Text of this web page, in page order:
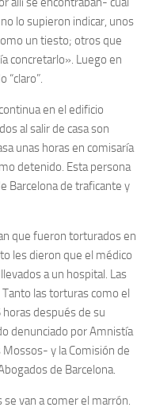
lo supieron indicar, unos
un tiesto; otros que
concretarlo». Luego en
“claro”.
en el edificio
al salir de casa son
unas horas en comisaría
detenido. Esta persona
Barcelona de traficante y
que fueron torturados en
les dieron que el médico
a un hospital. Las
las torturas como el
después de su
denunciado por Amnistía
y la Comisión de
de Barcelona.
se van a comer el marrón.